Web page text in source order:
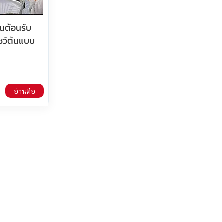
ต้อนรับ
ว์ต้นแบบ
อ่านต่อ